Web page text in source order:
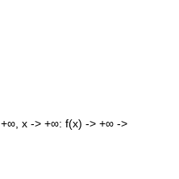
x -> +∞: f(x) -> +∞ ->